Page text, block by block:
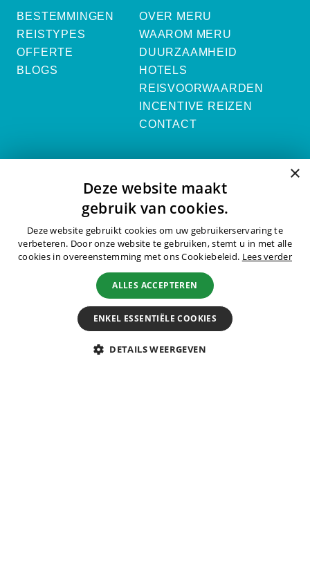
Vraag een offerte aan
OFFERTE AANVRAGEN ›
ALLE CONTACTGEGEVENS ›
BESTEMMINGEN
REISTYPES
OFFERTE
BLOGS
OVER MERU
WAAROM MERU
DUURZAAMHEID
HOTELS
REISVOORWAARDEN
INCENTIVE REIZEN
CONTACT
BLIJF OP DE HOOGTE
×
Deze website maakt
gebruik van cookies.
Deze website gebruikt cookies om uw gebruikerservaring te
verbeteren. Door onze website te gebruiken, stemt u in met alle
cookies in overeenstemming met ons Cookiebeleid. Lees verder
ALLES ACCEPTEREN
ENKEL ESSENTIËLE COOKIES
DETAILS WEERGEVEN